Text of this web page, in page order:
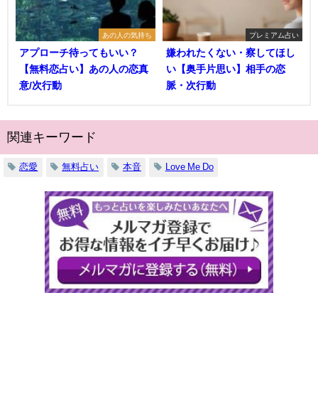
あの人の気持ち
アプローチ待ってもいい？
【無料恋占い】あの人の恋真
意/次行動
プレミアム占い
嫌われたくない・察してほし
い【奥手片思い】相手の恋
脈・次行動
関連キーワード
恋愛 無料占い 本音 Love Me Do